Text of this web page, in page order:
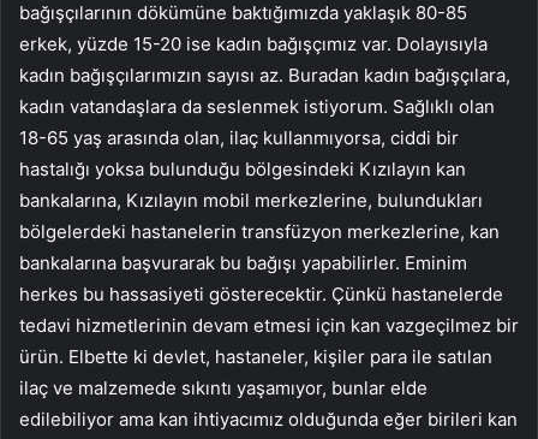
bağışçılarının dökümüne baktığımızda yaklaşık 80-85
erkek, yüzde 15-20 ise kadın bağışçımız var. Dolayısıyla
kadın bağışçılarımızın sayısı az. Buradan kadın bağışçılara,
kadın vatandaşlara da seslenmek istiyorum. Sağlıklı olan
18-65 yaş arasında olan, ilaç kullanmıyorsa, ciddi bir
hastalığı yoksa bulunduğu bölgesindeki Kızılayın kan
bankalarına, Kızılayın mobil merkezlerine, bulundukları
bölgelerdeki hastanelerin transfüzyon merkezlerine, kan
bankalarına başvurarak bu bağışı yapabilirler. Eminim
herkes bu hassasiyeti gösterecektir. Çünkü hastanelerde
tedavi hizmetlerinin devam etmesi için kan vazgeçilmez bir
ürün. Elbette ki devlet, hastaneler, kişiler para ile satılan
ilaç ve malzemede sıkıntı yaşamıyor, bunlar elde
edilebiliyor ama kan ihtiyacımız olduğunda eğer birileri kan